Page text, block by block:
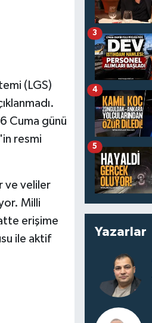
(LGS)
Cuma günü
resmi
ve veliler
Milli
erişime
ile aktif
3
4
5
Yazarlar